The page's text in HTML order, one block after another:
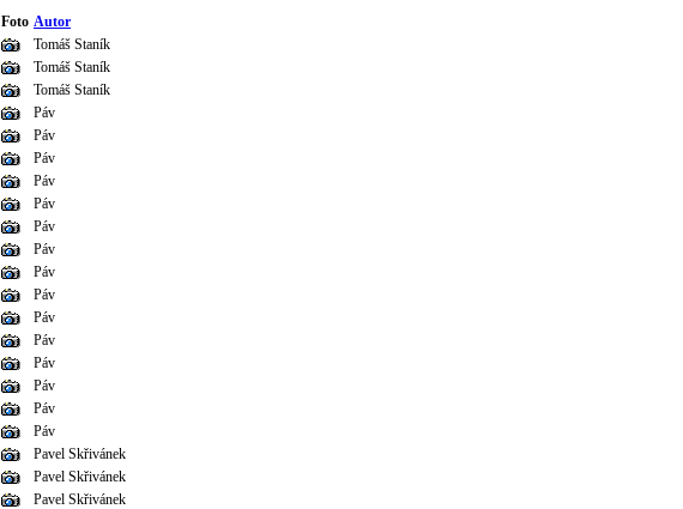
Foto Autor
Tomáš Staník
Tomáš Staník
Tomáš Staník
Páv
Páv
Páv
Páv
Páv
Páv
Páv
Páv
Páv
Páv
Páv
Páv
Páv
Páv
Páv
Pavel Skřivánek
Pavel Skřivánek
Pavel Skřivánek